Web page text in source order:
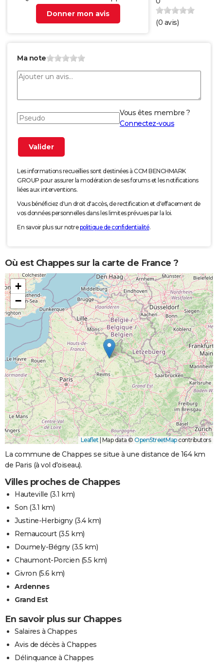
Donner mon avis
(0 avis)
Ma note
Vous êtes membre ?
Connectez-vous
Les informations recueillies sont destinées à CCM BENCHMARK
GROUP pour assurer la modération de ses forums et les notifications
liées aux interventions.
Vous bénéficiez d'un droit d'accès, de rectification et d'effacement de
vos données personnelles dans les limites prévues par la loi.
En savoir plus sur notrepolitique de confidentialité.
Où est Chappes sur la carte de France ?
+
−
Leaflet Map data ©OpenStreetMapcontributors
La commune de Chappes se situe à une distance de 164 km
de Paris (à vol d'oiseau).
Villes proches de Chappes
Hauteville (3.1 km)
Son (3.1 km)
Justine-Herbigny(3.4 km)
Remaucourt(3.5 km)
Doumely-Bégny(3.5 km)
Chaumont-Porcien (5.5 km)
Givron (5.6 km)
Ardennes
Grand Est
En savoir plus sur Chappes
Salaires à Chappes
Avis de décès à Chappes
Délinquance à Chappes